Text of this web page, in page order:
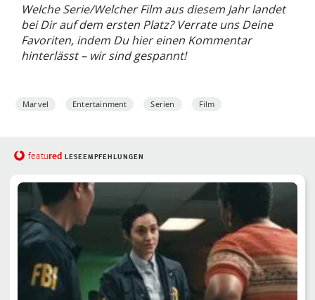
Welche Serie/Welcher Film aus diesem Jahr landet
bei Dir auf dem ersten Platz? Verrate uns Deine
Favoriten, indem Du hier einen Kommentar
hinterlässt – wir sind gespannt!
Marvel Entertainment Serien Film
featured LESEEMPFEHLUNGEN